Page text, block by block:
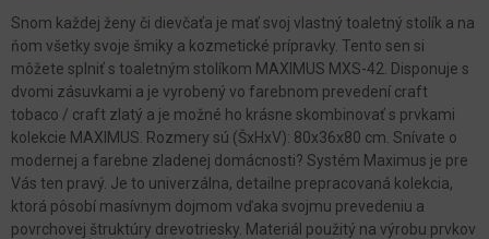
Snom každej ženy či dievčaťa je mať svoj vlastný toaletný stolík a na
ňom všetky svoje šmiky a kozmetické prípravky. Tento sen si
môžete splniť s toaletným stolíkom MAXIMUS MXS-42. Disponuje s
dvomi zásuvkami a je vyrobený vo farebnom prevedení craft
tobaco / craft zlatý a je možné ho krásne skombinovať s prvkami
kolekcie MAXIMUS. Rozmery sú (ŠxHxV): 80x36x80 cm. Snívate o
modernej a farebne zladenej domácnosti? Systém Maximus je pre
Vás ten pravý. Je to univerzálna, detailne prepracovaná kolekcia,
ktorá pôsobí masívnym dojmom vďaka svojmu prevedeniu a
povrchovej štruktúry drevotriesky. Materiál použitý na výrobu prvkov